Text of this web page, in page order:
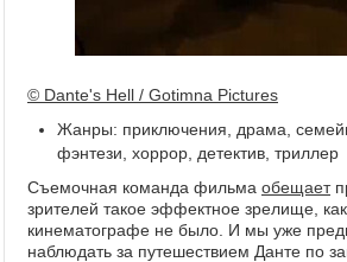
© Dante's Hell / Gotimna Pictures
Жанры: приключения, драма,
фэнтези, хоррор, детектив, триллер
Съемочная команда фильма обещает
зрителей такое эффектное зрелище,
кинематографе не было. И мы уже
наблюдать за путешествием Данте по